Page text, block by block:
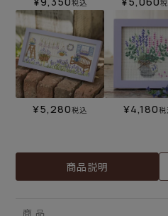
税込
¥5,280税込 ¥4,180税
商品説明
商 品